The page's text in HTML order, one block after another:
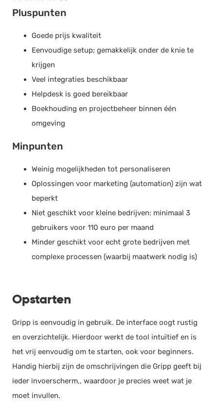
Betalingsherinneringen
Boekhouding
Urenregistratie
CRM systeem
Projectmanagement
Mobiele app beschikbaar
Offerte opstellen
Medewerker(s) koppel(len) aan project
Instelbare budgetten per fase
Nacalculatie
To-do-lijst
E-mail notificaties
Gantt grafieken
Burndown chart
maandelijks
Proefperiode: 14 dagen
Probeer Gripp 14 dagen gratis
Sales
maandelijks
Workflowmanagement
maandelijks€ 130,00
Bjorn Lunden
Urenregistratie(+5)
SnelStart
Debiteurenbeheer
Boekhouden
Reeleezee
Boekhouden, Facturatie,
Payments (UK)
Jira
Project Management (US), Project
Management (UK), Projectmanagement
Pluspunten
Goede prijs kwaliteit
Eenvoudige setup; gemakkelijk onder de knie te
krijgen
Veel integraties beschikbaar
Helpdesk is goed bereikbaar
Boekhouding en projectbeheer binnen één
omgeving
Minpunten
Weinig mogelijkheden tot personaliseren
Oplossingen voor marketing (automation) zijn wat
beperkt
Niet geschikt voor kleine bedrijven: minimaal 3
gebruikers voor 110 euro per maand
Minder geschikt voor echt grote bedrijven met
complexe processen (waarbij maatwerk nodig is)
Opstarten
Gripp is eenvoudig in gebruik. De interface oogt rustig
en overzichtelijk. Hierdoor werkt de tool intuïtief en is
het vrij eenvoudig om te starten, ook voor beginners.
Handig hierbij zijn de omschrijvingen die Gripp geeft bij
ieder invoerscherm,, waardoor je precies weet wat je
moet invullen.